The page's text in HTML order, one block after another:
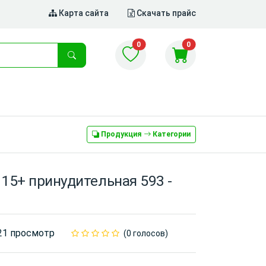
Карта сайта Скачать прайс
0 0
Продукция Категории
принудительная 593 -
просмотр (0 голосов)